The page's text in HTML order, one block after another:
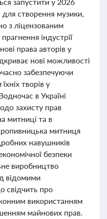
для створення музики,
з ліцензованим
індустрії
права авторів у
нові можливості
забезпечуючи
творів у
в Україні
захисту прав
митниці та в
митниця
навушників
безпеки
виробництво
відомими
свідчить про
використанням
майнових прав.